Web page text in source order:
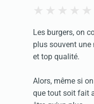
Les burgers, on
plus souvent une
et top qualité.
Alors, même si
que tout soit fait